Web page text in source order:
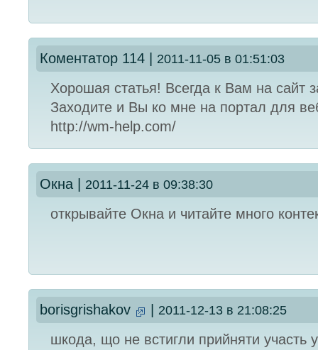
Коментатор 114 2011-11-05 в 01:51:03
Хорошая статья! Всегда к Вам на сайт
Заходите и Вы ко мне на портал для
http://wm-help.com/
Окна 2011-11-24 в 09:38:30
открывайте Окна и читайте много
borisgrishakov 2011-12-13 в 21:08:25
шкода, що не встигли прийняти участь у